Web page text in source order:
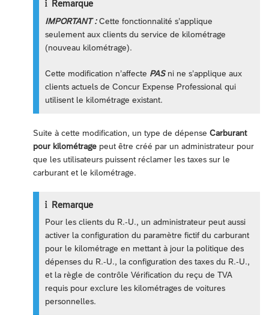
Remarque
IMPORTANT :Cette fonctionnalité s’applique
seulement aux clients du service de kilométrage
(nouveau kilométrage).
Cette modification n’affecte PASni ne s’applique aux
clients actuels de Concur Expense Professional qui
utilisent le kilométrage existant.
Suite à cette modification, un type de dépense Carburant
pour kilométrage peut être créé par un administrateur pour
que les utilisateurs puissent réclamer les taxes sur le
carburant et le kilométrage.
Remarque
Pour les clients du R.-U., un administrateur peut aussi
activer la configuration du paramètre fictif du carburant
pour le kilométrage en mettant à jour la politique des
dépenses du R.-U., la configuration des taxes du R.-U.,
et la règle de contrôle Vérification du reçu de TVA
requis pour exclure les kilométrages de voitures
personnelles.